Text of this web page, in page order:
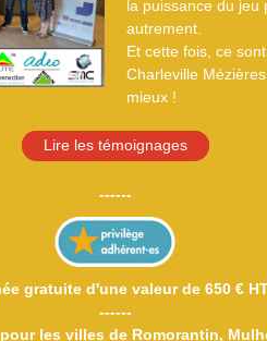
la puissance du jeu
autrement.
Et cette fois, ce
Charleville
mieux !
Lire les témoignages
------
gratuite d'une valeur de 650 €
------
les villes de Romorantin,